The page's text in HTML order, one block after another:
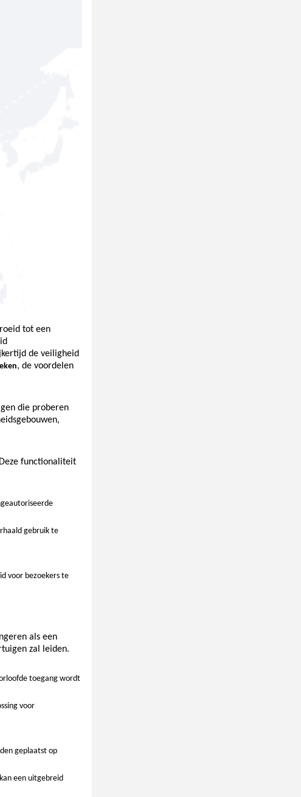
tot een
de veiligheid
, de voordelen
die proberen
functionaliteit
gebruik te
voor bezoekers te
als een
zal leiden.
toegang wordt
voor
geplaatst op
een uitgebreid